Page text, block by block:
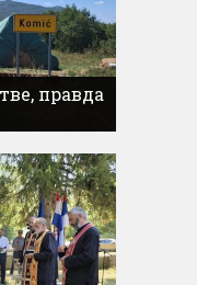
правда